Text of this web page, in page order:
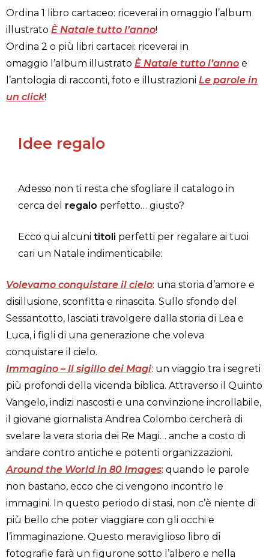
Ordina 1 libro cartaceo: riceverai in omaggio l’album
illustrato È Natale tutto l’anno!
Ordina 2 o più libri cartacei: riceverai in
omaggio l’album illustrato È Natale tutto l’anno e
l’antologia di racconti, foto e illustrazioni Le parole in
un click!
Idee regalo
Adesso non ti resta che sfogliare il catalogo in
cerca del regalo perfetto… giusto?
Ecco qui alcuni titoli perfetti per regalare ai tuoi
cari un Natale indimenticabile:
Volevamo conquistare il cielo: una storia d’amore e
disillusione, sconfitta e rinascita. Sullo sfondo del
Sessantotto, lasciati travolgere dalla storia di Lea e
Luca, i figli di una generazione che voleva
conquistare il cielo.
Immagino – Il sigillo dei Magi: un viaggio tra i segreti
più profondi della vicenda biblica. Attraverso il Quinto
Vangelo, indizi nascosti e una convinzione incrollabile,
il giovane giornalista Andrea Colombo cercherà di
svelare la vera storia dei Re Magi… anche a costo di
andare contro antiche e potenti organizzazioni.
Around the World in 80 Images: quando le parole
non bastano, ecco che ci vengono incontro le
immagini. In questo periodo di stasi, non c’è niente di
più bello che poter viaggiare con gli occhi e
l’immaginazione. Questo meraviglioso libro di
fotografie farà un figurone sotto l’albero e nella